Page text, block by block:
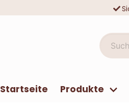
Suche...
Startseite Produkte